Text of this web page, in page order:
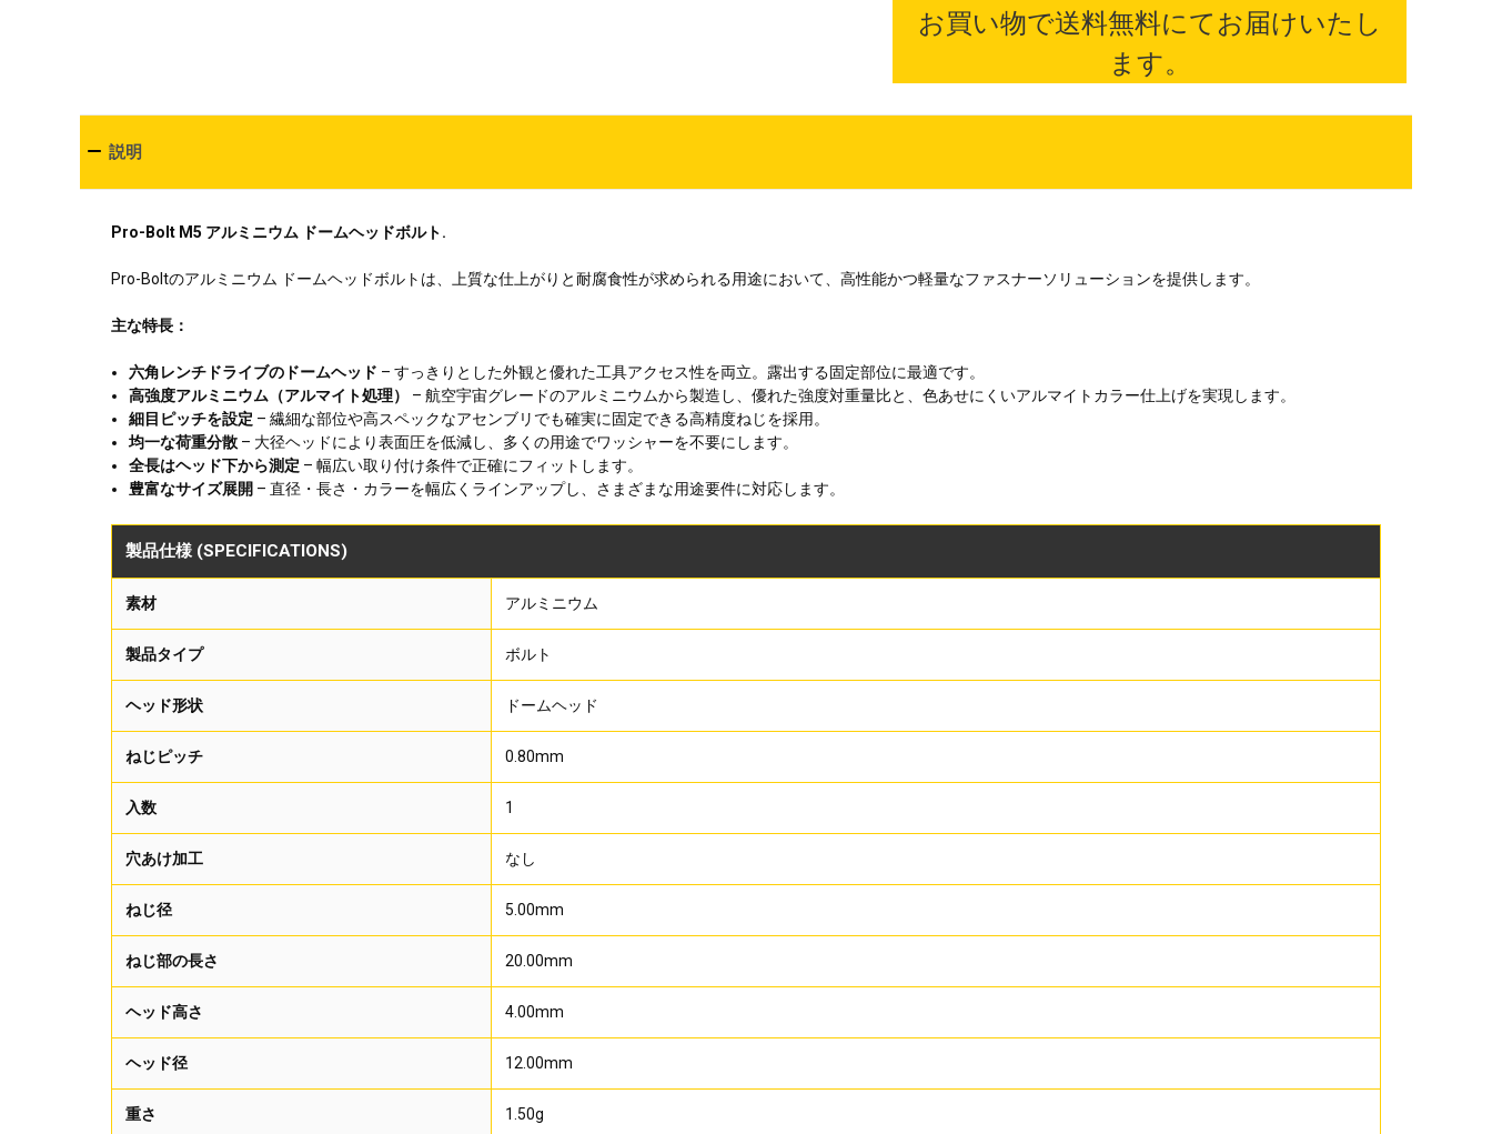
お買い物で送料無料にてお届けいたし
ます。
説明
Pro-Bolt M5 アルミニウム ドームヘッドボルト.
Pro-Boltのアルミニウム ドームヘッドボルトは、上質な仕上がりと耐腐食性が求められる用途において、高性能かつ軽量なファスナーソリューションを提供します。
主な特長：
六角レンチドライブのドームヘッド – すっきりとした外観と優れた工具アクセス性を両立。露出する固定部位に最適です。
高強度アルミニウム（アルマイト処理）
– 航空宇宙グレードのアルミニウムから製造し、優れた強度対重量比と、色あせにくいアルマイトカラー仕上げを実現します。
細目ピッチを設定 – 繊細な部位や高スペックなアセンブリでも確実に固定できる高精度ねじを採用。
均一な荷重分散 – 大径ヘッドにより表面圧を低減し、多くの用途でワッシャーを不要にします。
全長はヘッド下から測定 – 幅広い取り付け条件で正確にフィットします。
豊富なサイズ展開 – 直径・長さ・カラーを幅広くラインアップし、さまざまな用途要件に対応します。
製品仕様 (SPECIFICATIONS)
素材 アルミニウム
製品タイプ ボルト
ヘッド形状 ドームヘッド
ねじピッチ 0.80mm
入数 1
穴あけ加工 なし
ねじ径 5.00mm
ねじ部の長さ 20.00mm
ヘッド高さ 4.00mm
ヘッド径 12.00mm
重さ 1.50g